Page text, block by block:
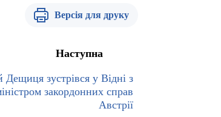
Версія для друку
Наступна
Дещиця зустрівся у Відні з
закордонних справ
Австрії